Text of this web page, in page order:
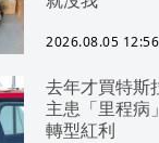
2026.08.05 12:56
去年才買特斯
主患「里程
轉型紅利